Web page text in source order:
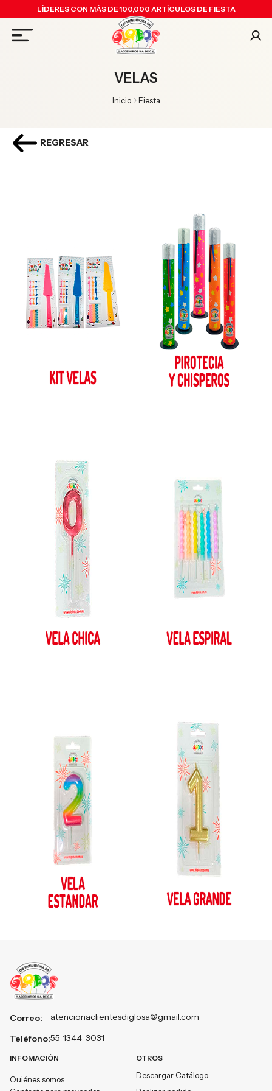
LÍDERES CON MÁS DE 100,000 ARTÍCULOS DE FIESTA
VELAS
Inicio Fiesta
REGRESAR
Correo:
Teléfono:
atencionaclientesdiglosa@gmail.com
55-1344-3031
INFOMACIÓN
Quiénes somos
OTROS
Descargar Catálogo